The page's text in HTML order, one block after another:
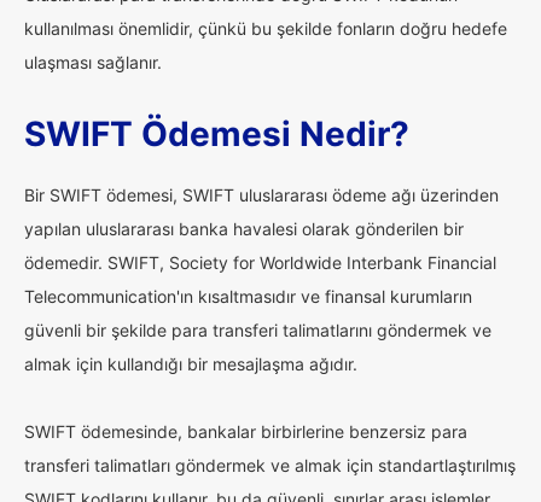
kullanılması önemlidir, çünkü bu şekilde fonların doğru hedefe
ulaşması sağlanır.
SWIFT Ödemesi Nedir?
Bir SWIFT ödemesi, SWIFT uluslararası ödeme ağı üzerinden
yapılan uluslararası banka havalesi olarak gönderilen bir
ödemedir. SWIFT, Society for Worldwide Interbank Financial
Telecommunication'ın kısaltmasıdır ve finansal kurumların
güvenli bir şekilde para transferi talimatlarını göndermek ve
almak için kullandığı bir mesajlaşma ağıdır.
SWIFT ödemesinde, bankalar birbirlerine benzersiz para
transferi talimatları göndermek ve almak için standartlaştırılmış